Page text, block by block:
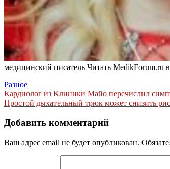
медицинский писатель Читать MedikForum.ru в
Разное
Навигация
по
записям
Кардиолог из Клиники Майо перечислил
Простой дыхательный трюк может снизить
Добавить комментарий
Ваш адрес email не будет опубликован.